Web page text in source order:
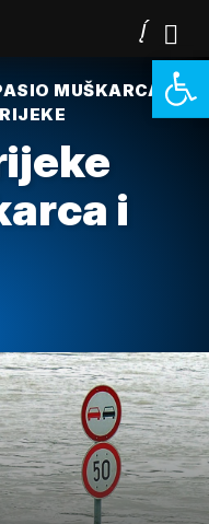
MUŠKARCA I
i